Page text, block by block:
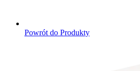
Powrót do Produkty